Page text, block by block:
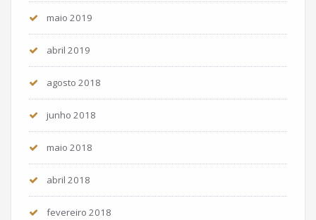
maio 2019
abril 2019
agosto 2018
junho 2018
maio 2018
abril 2018
fevereiro 2018